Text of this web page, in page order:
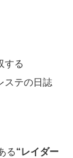
する
ステの日誌
る“レイダー